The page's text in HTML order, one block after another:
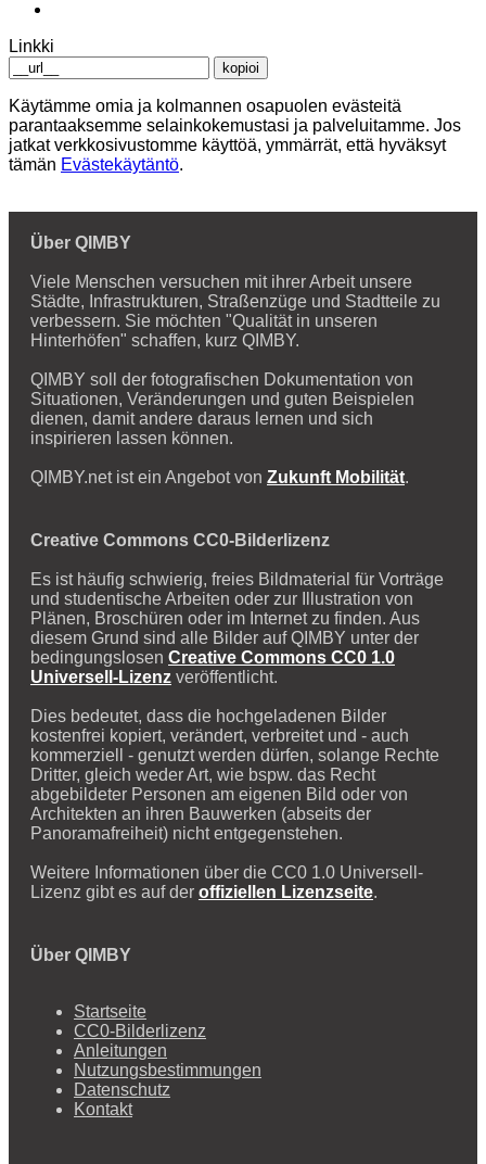
Linkki
kopioi
Käytämme omia ja kolmannen osapuolen evästeitä
parantaaksemme selainkokemustasi ja palveluitamme. Jos
jatkat verkkosivustomme käyttöä, ymmärrät, että hyväksyt
tämän Evästekäytäntö.
Über QIMBY
Viele Menschen versuchen mit ihrer Arbeit unsere
Städte, Infrastrukturen, Straßenzüge und Stadtteile zu
verbessern. Sie möchten "Qualität in unseren
Hinterhöfen" schaffen, kurz QIMBY.
QIMBY soll der fotografischen Dokumentation von
Situationen, Veränderungen und guten Beispielen
dienen, damit andere daraus lernen und sich
inspirieren lassen können.
QIMBY.net ist ein Angebot von Zukunft Mobilität.
Creative Commons CC0-Bilderlizenz
Es ist häufig schwierig, freies Bildmaterial für Vorträge
und studentische Arbeiten oder zur Illustration von
Plänen, Broschüren oder im Internet zu finden. Aus
diesem Grund sind alle Bilder auf QIMBY unter der
bedingungslosen Creative Commons CC0 1.0
Universell-Lizenz veröffentlicht.
Dies bedeutet, dass die hochgeladenen Bilder
kostenfrei kopiert, verändert, verbreitet und - auch
kommerziell - genutzt werden dürfen, solange Rechte
Dritter, gleich weder Art, wie bspw. das Recht
abgebildeter Personen am eigenen Bild oder von
Architekten an ihren Bauwerken (abseits der
Panoramafreiheit) nicht entgegenstehen.
Weitere Informationen über die CC0 1.0 Universell-
Lizenz gibt es auf der offiziellen Lizenzseite.
Über QIMBY
Startseite
CC0-Bilderlizenz
Anleitungen
Nutzungsbestimmungen
Datenschutz
Kontakt